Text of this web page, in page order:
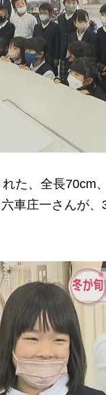
た、全長70cm
車庄一さんが